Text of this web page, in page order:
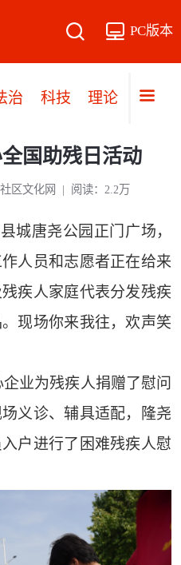
PC版本
治 科技 理论 党建
国助残日活动
区文化网 | 阅读：2.2万
城唐尧公园正门广场，
人员和志愿者正在给来
疾人家庭代表分发残疾
现场你来我往，欢声笑
业为残疾人捐赠了慰问
义诊、辅具适配，隆尧
户进行了困难残疾人慰